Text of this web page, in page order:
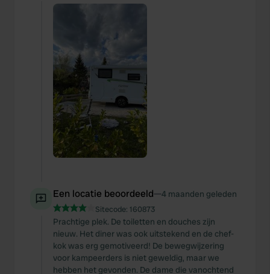
Een locatie beoordeeld—4 maanden geleden
Sitecode: 160873
Prachtige plek. De toiletten en douches zijn
nieuw. Het diner was ook uitstekend en de chef-
kok was erg gemotiveerd! De bewegwijzering
voor kampeerders is niet geweldig, maar we
hebben het gevonden. De dame die vanochtend